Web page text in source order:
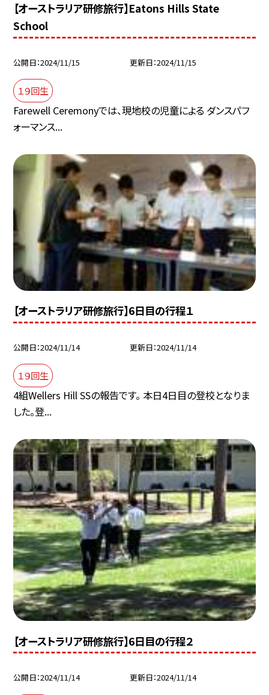
【オーストラリア研修旅行】Eatons Hills State
School
公開日 2024/11/15 更新日 2024/11/15
１９回生
Farewell Ceremonyでは、現地校の児童による ダンスパフ
ォーマンス...
【オーストラリア研修旅行】6日目の行程１
公開日 2024/11/14 更新日 2024/11/14
１９回生
4組Wellers Hill SSの報告です。 本日4日目の登校となりま
した。登...
【オーストラリア研修旅行】6日目の行程２
公開日 2024/11/14 更新日 2024/11/14